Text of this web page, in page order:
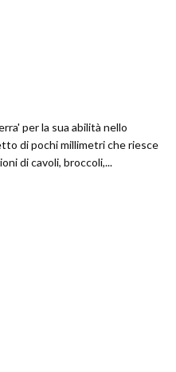
per la sua abilità nello
di pochi millimetri che riesce
di cavoli, broccoli,...